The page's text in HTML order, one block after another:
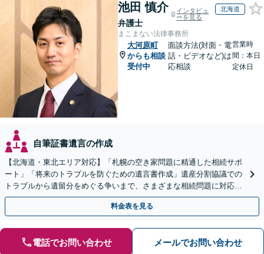
池田 慎介
弁護士
インタビュ
ーを見る
北海道
まこまない法律事務所
大河原町
からも相談
受付中
面談方法(対面・電
話・ビデオなど)は
応相談
営業時
間：本日
定休日
自筆証書遺言の作成
【北海道・東北エリア対応】「札幌の空き家問題に精通した相続サポ
ート」「将来のトラブルを防ぐための遺言書作成」遺産分割協議での
トラブルから遺留分をめぐる争いまで、さまざまな相続問題に対応し
ています「アクセス良好・WEB面談対応で安心の相談」
料金表を見る
電話でお問い合わせ メールでお問い合わせ